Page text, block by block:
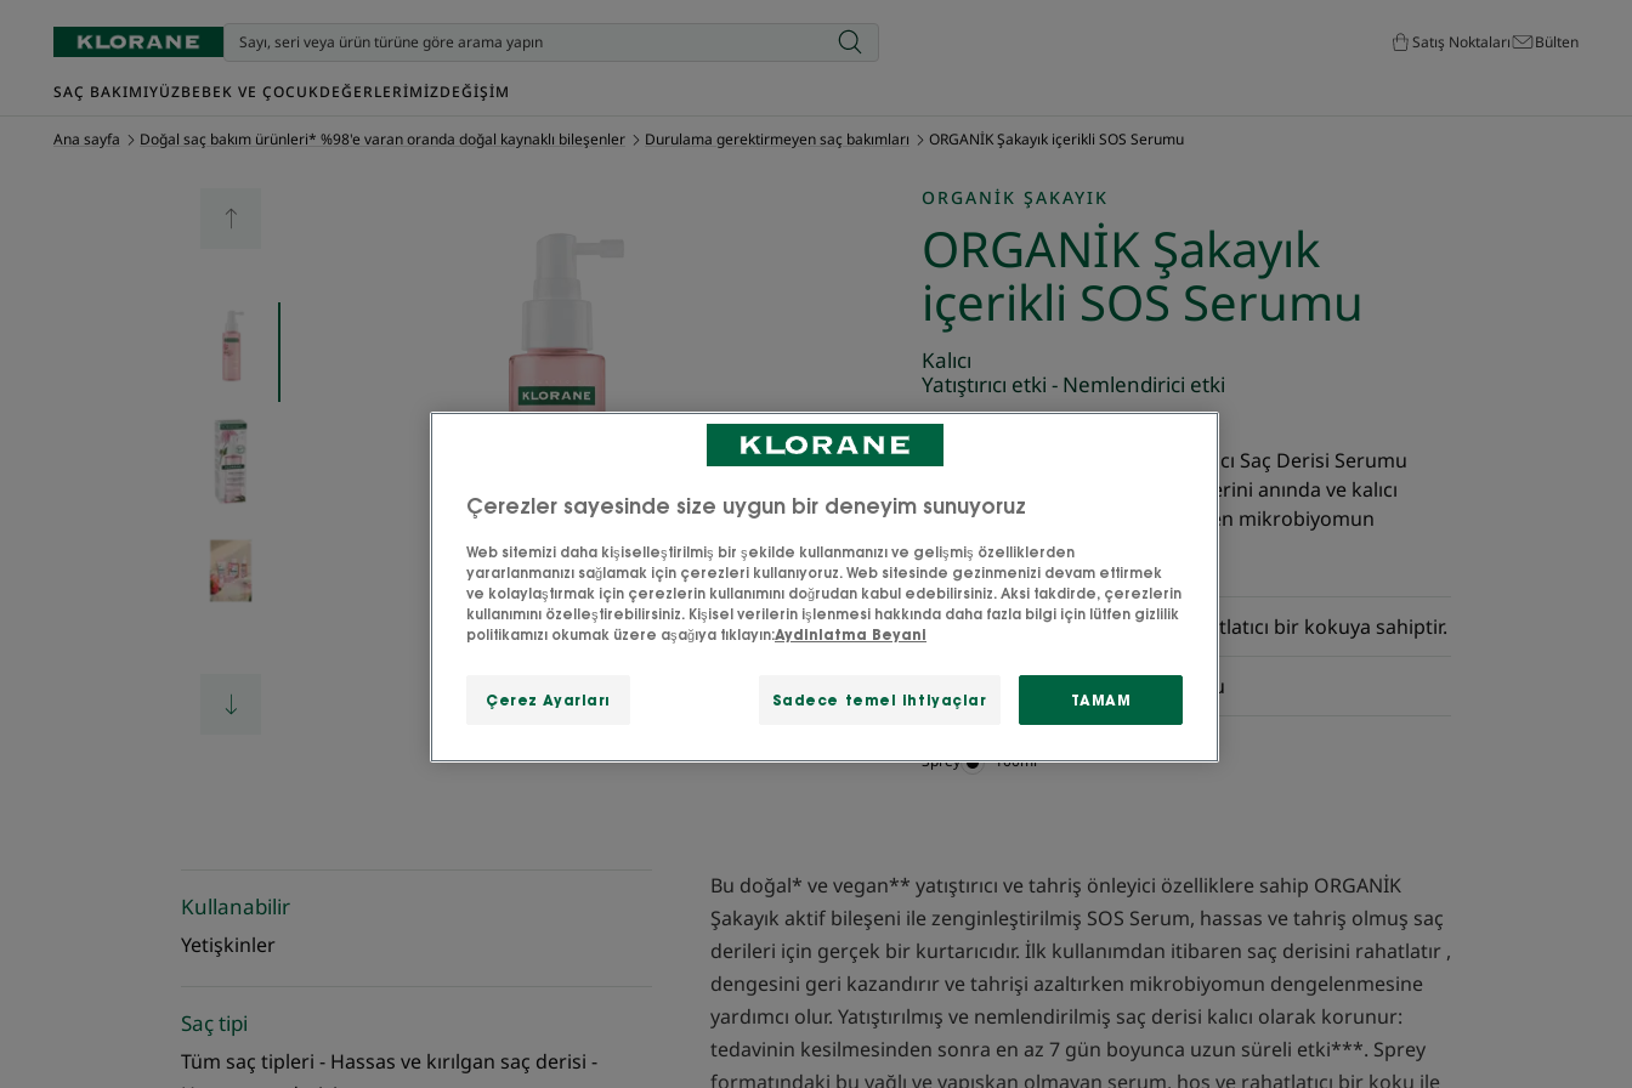
Satış Noktaları Bülten
SAÇ BAKIMIYÜZBEBEK VE ÇOCUKDEĞERLERIMIZDEĞIŞIM
Ana sayfa Doğal saç bakım ürünleri* %98'e varan oranda doğal kaynaklı bileşenler Durulama gerektirmeyen saç bakımları ORGANİK Şakayık içerikli SOS Serumu
ORGANIK ŞAKAYIK
ORGANİK Şakayık
içerikli SOS Serumu
Kalıcı
Yatıştırıcı etki - Nemlendirici etki
ORGANİK Şakayık içerikli Yatıştırıcı Saç Derisi Serumu
hassas ve tahriş olmuş saç derilerini anında ve kalıcı
olarak yatıştırır ve nemlendirirken mikrobiyomun
dengelenmesine yardımcı olur.
Yatıştırır, korur, nemlendirir, rahatlatıcı bir kokuya sahiptir.
Yatıştırıcı, nemlendirici, koruyucu
Sprey Sprey
100ml
Kullanabilir
Yetişkinler
Saç tipi
Tüm saç tipleri - Hassas ve kırılgan saç derisi -
Bu doğal* ve vegan** yatıştırıcı ve tahriş önleyici özelliklere sahip ORGANİK
Şakayık aktif bileşeni ile zenginleştirilmiş SOS Serum, hassas ve tahriş olmuş saç
derileri için gerçek bir kurtarıcıdır. İlk kullanımdan itibaren saç derisini rahatlatır ,
dengesini geri kazandırır ve tahrişi azaltırken mikrobiyomun dengelenmesine
yardımcı olur. Yatıştırılmış ve nemlendirilmiş saç derisi kalıcı olarak korunur:
tedavinin kesilmesinden sonra en az 7 gün boyunca uzun süreli etki***. Sprey
formatındaki bu yağlı ve yapışkan olmayan serum, hoş ve rahatlatıcı bir koku ile
Çerezler sayesinde size uygun bir deneyim sunuyoruz
Web sitemizi daha kişiselleştirilmiş bir şekilde kullanmanızı ve gelişmiş özelliklerden
yararlanmanızı sağlamak için çerezleri kullanıyoruz. Web sitesinde gezinmenizi devam ettirmek
ve kolaylaştırmak için çerezlerin kullanımını doğrudan kabul edebilirsiniz. Aksi takdirde, çerezlerin
kullanımını özelleştirebilirsiniz. Kişisel verilerin işlenmesi hakkında daha fazla bilgi için lütfen gizlilik
politikamızı okumak üzere aşağıya tıklayın:Aydinlatma Beyani
Çerez Ayarları Sadece temel ihtiyaçlar TAMAM